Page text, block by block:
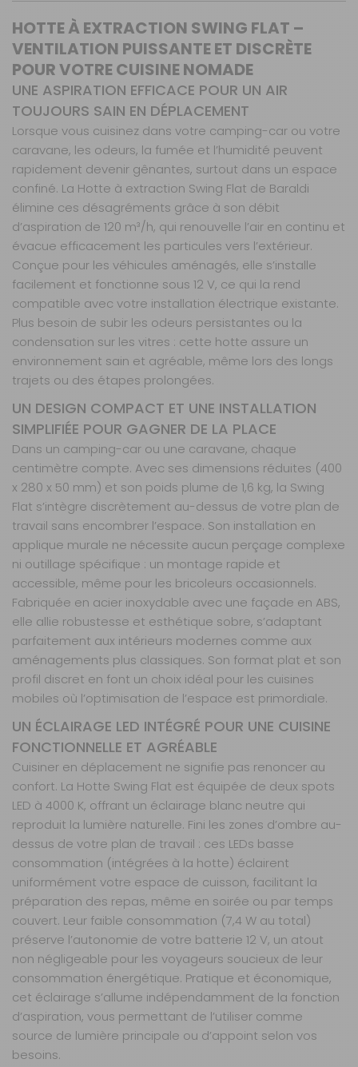
HOTTE À EXTRACTION SWING FLAT –
VENTILATION PUISSANTE ET DISCRÈTE
POUR VOTRE CUISINE NOMADE
UNE ASPIRATION EFFICACE POUR UN AIR
TOUJOURS SAIN EN DÉPLACEMENT
Lorsque vous cuisinez dans votre camping-car ou votre
caravane, les odeurs, la fumée et l’humidité peuvent
rapidement devenir gênantes, surtout dans un espace
confiné. La Hotte à extraction Swing Flat de Baraldi
élimine ces désagréments grâce à son débit
d’aspiration de 120 m³/h, qui renouvelle l’air en continu et
évacue efficacement les particules vers l’extérieur.
Conçue pour les véhicules aménagés, elle s’installe
facilement et fonctionne sous 12 V, ce qui la rend
compatible avec votre installation électrique existante.
Plus besoin de subir les odeurs persistantes ou la
condensation sur les vitres : cette hotte assure un
environnement sain et agréable, même lors des longs
trajets ou des étapes prolongées.
UN DESIGN COMPACT ET UNE INSTALLATION
SIMPLIFIÉE POUR GAGNER DE LA PLACE
Dans un camping-car ou une caravane, chaque
centimètre compte. Avec ses dimensions réduites (400
x 280 x 50 mm) et son poids plume de 1,6 kg, la Swing
Flat s’intègre discrètement au-dessus de votre plan de
travail sans encombrer l’espace. Son installation en
applique murale ne nécessite aucun perçage complexe
ni outillage spécifique : un montage rapide et
accessible, même pour les bricoleurs occasionnels.
Fabriquée en acier inoxydable avec une façade en ABS,
elle allie robustesse et esthétique sobre, s’adaptant
parfaitement aux intérieurs modernes comme aux
aménagements plus classiques. Son format plat et son
profil discret en font un choix idéal pour les cuisines
mobiles où l’optimisation de l’espace est primordiale.
UN ÉCLAIRAGE LED INTÉGRÉ POUR UNE CUISINE
FONCTIONNELLE ET AGRÉABLE
Cuisiner en déplacement ne signifie pas renoncer au
confort. La Hotte Swing Flat est équipée de deux spots
LED à 4000 K, offrant un éclairage blanc neutre qui
reproduit la lumière naturelle. Fini les zones d’ombre au-
dessus de votre plan de travail : ces LEDs basse
consommation (intégrées à la hotte) éclairent
uniformément votre espace de cuisson, facilitant la
préparation des repas, même en soirée ou par temps
couvert. Leur faible consommation (7,4 W au total)
préserve l’autonomie de votre batterie 12 V, un atout
non négligeable pour les voyageurs soucieux de leur
consommation énergétique. Pratique et économique,
cet éclairage s’allume indépendamment de la fonction
d’aspiration, vous permettant de l’utiliser comme
source de lumière principale ou d’appoint selon vos
besoins.